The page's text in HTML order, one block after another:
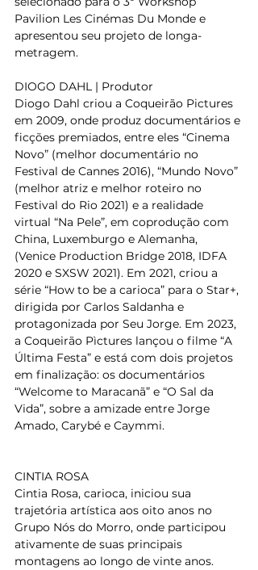
Pavilion Les Cinémas Du Monde e
apresentou seu projeto de longa-
metragem.
DIOGO DAHL | Produtor
Diogo Dahl criou a Coqueirão Pictures
em 2009, onde produz documentários e
ficções premiados, entre eles “Cinema
Novo” (melhor documentário no
Festival de Cannes 2016), “Mundo Novo”
(melhor atriz e melhor roteiro no
Festival do Rio 2021) e a realidade
virtual “Na Pele”, em coprodução com
China, Luxemburgo e Alemanha,
(Venice Production Bridge 2018, IDFA
2020 e SXSW 2021). Em 2021, criou a
série “How to be a carioca” para o Star+,
dirigida por Carlos Saldanha e
protagonizada por Seu Jorge. Em 2023,
a Coqueirão Pìctures lançou o filme “A
Última Festa” e está com dois projetos
em finalização: os documentários
“Welcome to Maracanã” e “O Sal da
Vida”, sobre a amizade entre Jorge
Amado, Carybé e Caymmi.
CINTIA ROSA
Cintia Rosa, carioca, iniciou sua
trajetória artística aos oito anos no
Grupo Nós do Morro, onde participou
ativamente de suas principais
montagens ao longo de vinte anos.